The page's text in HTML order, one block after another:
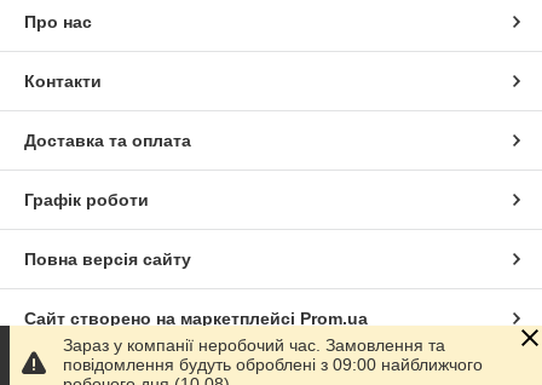
Про нас
Контакти
Доставка та оплата
Графік роботи
Повна версія сайту
Сайт створено на маркетплейсі Prom.ua
Політика конфіденційності
Зараз у компанії неробочий час. Замовлення та
повідомлення будуть оброблені з 09:00 найближчого